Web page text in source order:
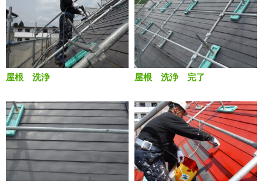
屋根 洗浄 屋根 洗浄 完了